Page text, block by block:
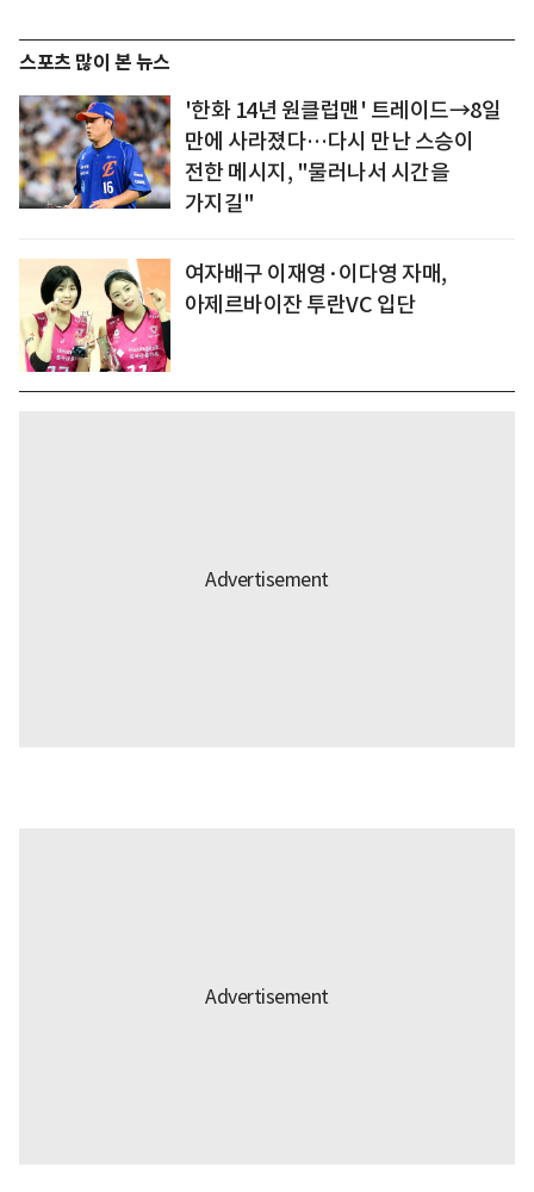
스포츠 많이 본 뉴스
'한화 14년 원클럽맨' 트레이드→8일
만에 사라졌다…다시 만난 스승이
전한 메시지, "물러나서 시간을
가지길"
여자배구 이재영·이다영 자매,
아제르바이잔 투란VC 입단